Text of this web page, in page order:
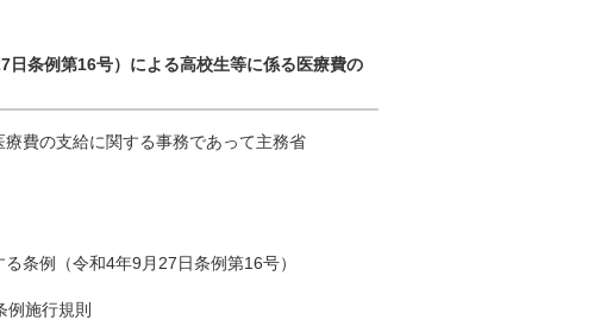
条例第16号）による高校生等に係る医療費の
費の支給に関する事務であって主務省
（令和4年9月27日条例第16号）
行規則